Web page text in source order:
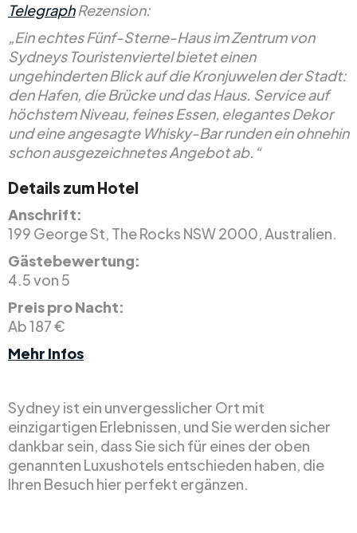
TelegraphRezension:
„Ein echtes Fünf-Sterne-Haus im Zentrum von
Sydneys Touristenviertel bietet einen
ungehinderten Blick auf die Kronjuwelen der Stadt:
den Hafen, die Brücke und das Haus. Service auf
höchstem Niveau, feines Essen, elegantes Dekor
und eine angesagte Whisky-Bar runden ein ohnehin
schon ausgezeichnetes Angebot ab.“
Details zum Hotel
Anschrift:
199 George St, The Rocks NSW 2000, Australien.
Gästebewertung:
4.5 von 5
Preis pro Nacht:
Ab 187 €
Mehr Infos
Sydney ist ein unvergesslicher Ort mit
einzigartigen Erlebnissen, und Sie werden sicher
dankbar sein, dass Sie sich für eines der oben
genannten Luxushotels entschieden haben, die
Ihren Besuch hier perfekt ergänzen.